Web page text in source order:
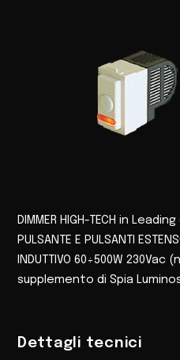
DIMMER HIGH-TECH in
PULSANTE E PULSANTI
INDUTTIVO 60÷500W
supplemento di Spia
Dettagli tecnici